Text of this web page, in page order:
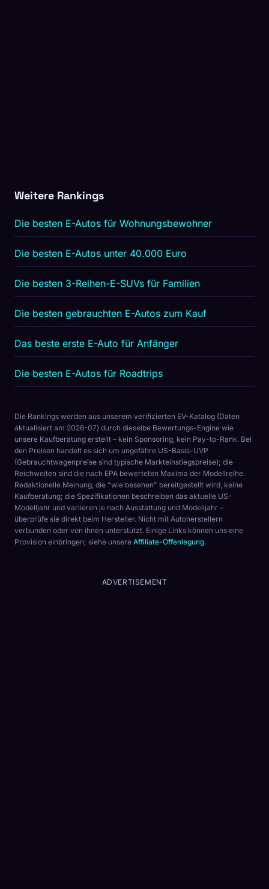
Weitere Rankings
Die besten E-Autos für Wohnungsbewohner
Die besten E-Autos unter 40.000 Euro
Die besten 3-Reihen-E-SUVs für Familien
Die besten gebrauchten E-Autos zum Kauf
Das beste erste E-Auto für Anfänger
Die besten E-Autos für Roadtrips
Die Rankings werden aus unserem verifizierten EV-Katalog (Daten
aktualisiert am 2026-07) durch dieselbe Bewertungs-Engine wie
unsere Kaufberatung erstellt – kein Sponsoring, kein Pay-to-Rank. Bei
den Preisen handelt es sich um ungefähre US-Basis-UVP
(Gebrauchtwagenpreise sind typische Markteinstiegspreise); die
Reichweiten sind die nach EPA bewerteten Maxima der Modellreihe.
Redaktionelle Meinung, die "wie besehen" bereitgestellt wird, keine
Kaufberatung; die Spezifikationen beschreiben das aktuelle US-
Modelljahr und variieren je nach Ausstattung und Modelljahr –
überprüfe sie direkt beim Hersteller. Nicht mit Autoherstellern
verbunden oder von ihnen unterstützt. Einige Links können uns eine
Provision einbringen; siehe unsere Affiliate-Offenlegung.
ADVERTISEMENT